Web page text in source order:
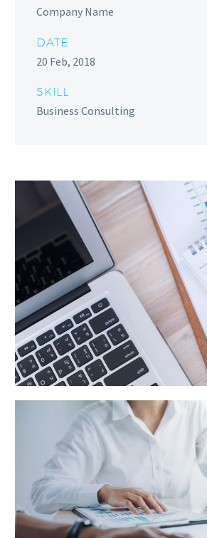
Company Name
DATE
20 Feb, 2018
SKILL
Business Consulting